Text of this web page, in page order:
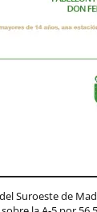
Suroeste de